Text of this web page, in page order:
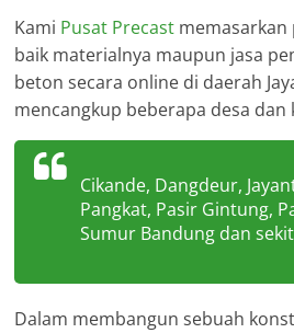
Kami Pusat Precast
baik materialnya maupun jasa
beton secara online di daerah
mencangkup beberapa desa
Cikande, Dangdeur,
Pangkat, Pasir Gintung,
Sumur Bandung dan
Dalam membangun sebuah